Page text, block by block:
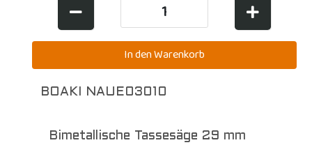
BOAKI NAUE03010
Bimetallische Tassesäge 29 mm